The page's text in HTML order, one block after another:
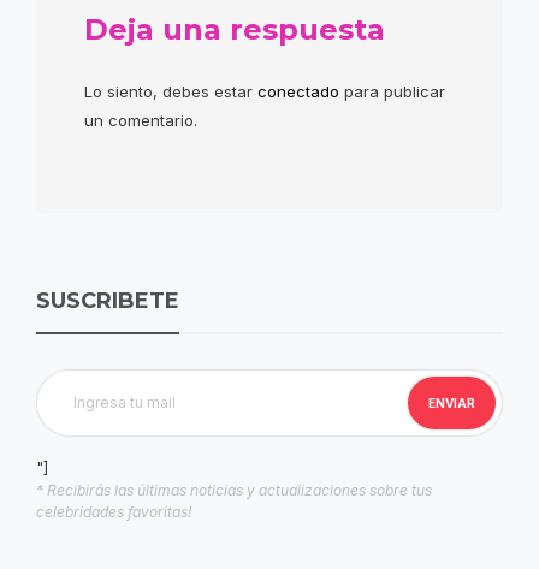
Deja una respuesta
Lo siento, debes estar conectado para publicar
un comentario.
SUSCRIBETE
"]
* Recibirás las últimas noticias y actualizaciones sobre tus
celebridades favoritas!